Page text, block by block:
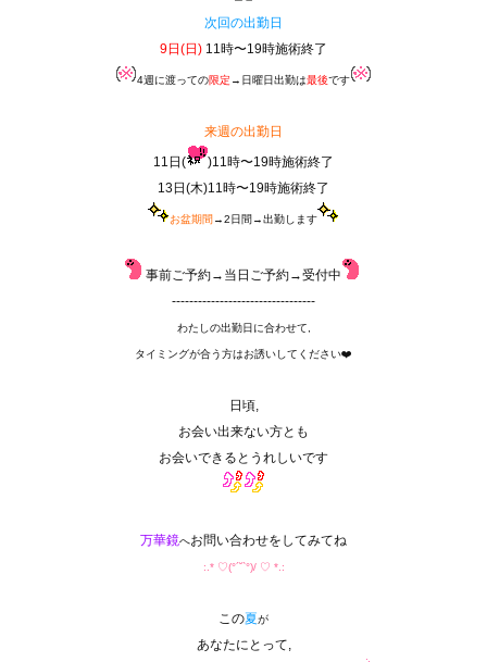
次回の出勤日
9日(日) 11時〜19時施術終了
4週に渡っての限定 →日曜日出勤は最後です
来週の出勤日
11日(
)11時〜19時施術終了
13日(木)11時〜19時施術終了
お盆期間 →2日間→出勤します
事前ご予約→当日ご予約→受付中
---------------------------------
わたしの出勤日に合わせて,
タイミングが合う方はお誘いしてください❤️
日頃,
お会い出来ない方とも
お会いできるとうれしいです
万華鏡へお問い合わせをしてみてね
:.* ♡(°´˘`°)/ ♡ *.:
この夏が
あなたにとって,